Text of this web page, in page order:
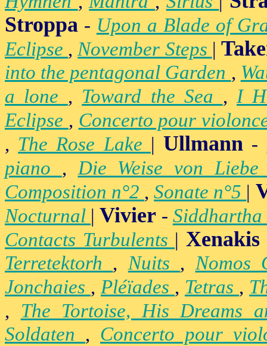
Stroppa - Upon a Blade of
Eclipse ,November Steps |
into the pentagonal Garden ,
a lone , Toward the Sea ,I
Eclipse , Concerto pour
, The Rose Lake |Ullmann -
piano ,Die Weise von
Composition n°2 ,Sonate n°5 |
Nocturnal |Vivier - Siddhartha
Contacts Turbulents | Xenakis
Terretektorh ,Nuits ,Nomos
Jonchaies , Pléïades , Tetras ,
, The Tortoise, His Dreams
Soldaten , Concerto pour